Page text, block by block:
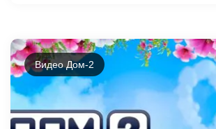
Видео Дом-2